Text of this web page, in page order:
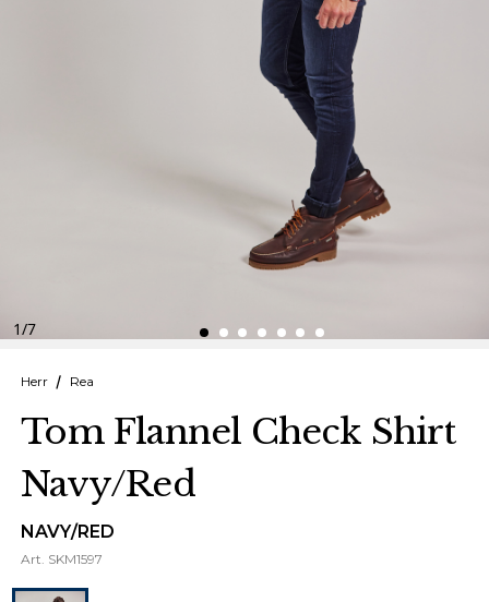
1/7
Herr Rea
Tom Flannel Check Shirt
Navy/Red
NAVY/RED
Art. SKM1597